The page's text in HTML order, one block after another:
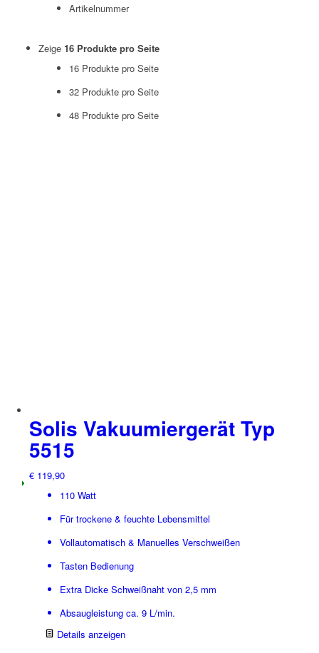
Artikelnummer
Zeige 16 Produkte pro Seite
16 Produkte pro Seite
32 Produkte pro Seite
48 Produkte pro Seite
Solis Vakuumiergerät Typ
5515
€119,90
110 Watt
Für trockene & feuchte Lebensmittel
Vollautomatisch & Manuelles Verschweißen
Tasten Bedienung
Extra Dicke Schweißnaht von 2,5 mm
Absaugleistung ca. 9 L/min.
Details anzeigen